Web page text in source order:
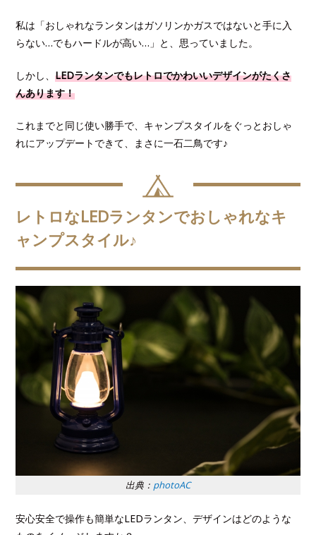
私は「おしゃれなランタンはガソリンかガスではないと手に入
らない…でもハードルが高い…」と、思っていました。
しかし、LEDランタンでもレトロでかわいいデザインがたくさ
んあります！
これまでと同じ使い勝手で、キャンプスタイルをぐっとおしゃ
れにアップデートできて、まさに一石二鳥です♪
レトロなLEDランタンでおしゃれなキ
ャンプスタイル♪
出典： photoAC
安心安全で操作も簡単なLEDランタン、デザインはどのような